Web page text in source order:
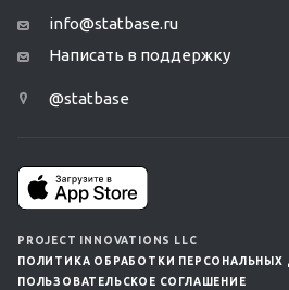
info@statbase.ru
Написать в поддержку
@statbase
PROJECT INNOVATIONS LLC
ПОЛИТИКА ОБРАБОТКИ ПЕРСОНАЛЬНЫХ
ПОЛЬЗОВАТЕЛЬСКОЕ СОГЛАШЕНИЕ